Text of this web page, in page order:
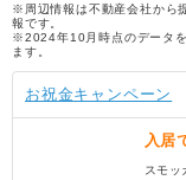
※周辺情報は不動産会社から
報です。
※2024年10月時点のデータを
ます。
お祝金キャンペーン
入居
スモッ